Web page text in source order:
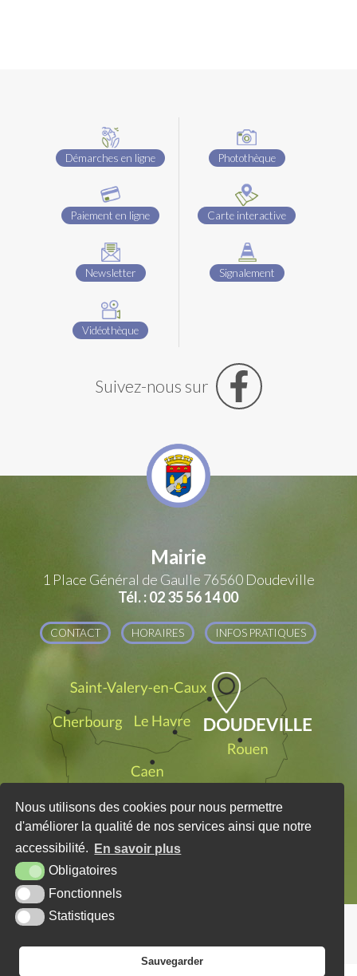
Nous utilisons des cookies pour nous permettre
d'améliorer la qualité de nos services ainsi que notre
accessibilité.
En savoir plus
Obligatoires
Fonctionnels
Statistiques
Sauvegarder
Démarches en ligne
Paiement en ligne
Newsletter
Vidéothèque
Photothèque
Carte interactive
Signalement
Suivez-nous sur
Mairie
1 Place Général de Gaulle 76560 Doudeville
Tél. : 02 35 56 14 00
CONTACT HORAIRES INFOS PRATIQUES